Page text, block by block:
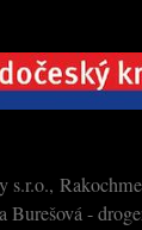
s.r.o.,
Burešová -